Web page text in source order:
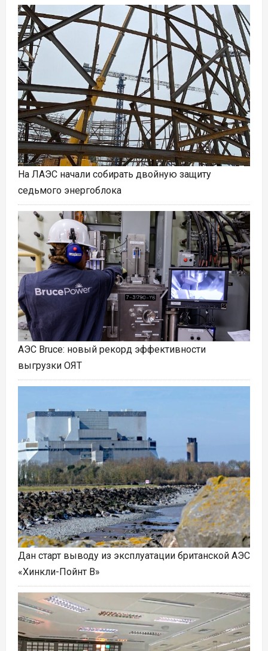
На ЛАЭС начали собирать двойную защиту
седьмого энергоблока
АЭС Bruce: новый рекорд эффективности
выгрузки ОЯТ
Дан старт выводу из эксплуатации британской АЭС
«Хинкли-Пойнт B»